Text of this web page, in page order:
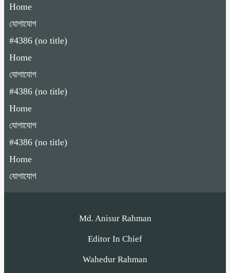
Home
যোগাযোগ
#4386 (no title)
Home
যোগাযোগ
#4386 (no title)
Home
যোগাযোগ
#4386 (no title)
Home
যোগাযোগ
Md. Anisur Rahman
Editor In Chief
Wahedur Rahman